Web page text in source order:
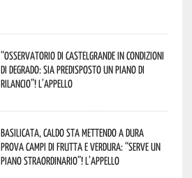
“Osservatorio di Castelgrande in condizioni
di degrado: sia predisposto un piano di
rilancio”! L’appello
Basilicata, caldo sta mettendo a dura
prova campi di frutta e verdura: “Serve un
piano straordinario”! L’appello